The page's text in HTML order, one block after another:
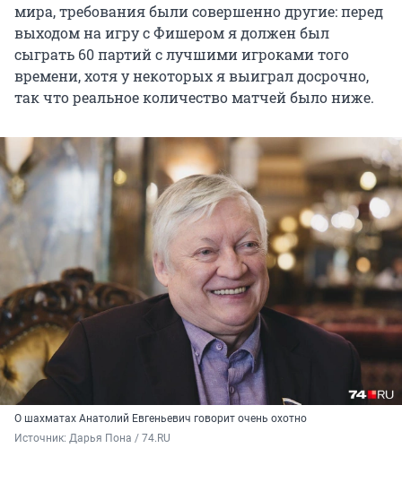
мира, требования были совершенно другие: перед
выходом на игру с Фишером я должен был
сыграть 60 партий с лучшими игроками того
времени, хотя у некоторых я выиграл досрочно,
так что реальное количество матчей было ниже.
О шахматах Анатолий Евгеньевич говорит очень охотно
Источник: Дарья Пона / 74.RU